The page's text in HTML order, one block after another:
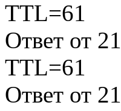
TTL=61
Ответ от
TTL=61
Ответ от